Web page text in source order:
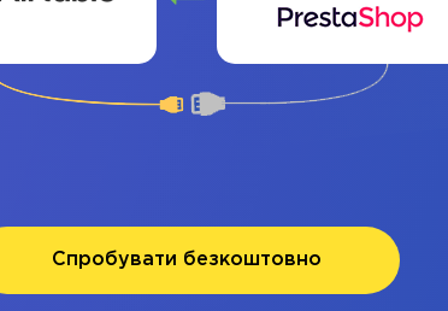
Спробувати безкоштовно